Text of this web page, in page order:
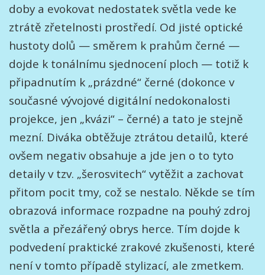
doby a evokovat nedostatek světla vede ke
ztrátě zřetelnosti prostředí. Od jisté optické
hustoty dolů — směrem k prahům černé —
dojde k tonálnímu sjednocení ploch — totiž k
připadnutím k „prázdné“ černé (dokonce v
současné vývojové digitální nedokonalosti
projekce, jen „kvázi“ – černé) a tato je stejně
mezní. Diváka obtěžuje ztrátou detailů, které
ovšem negativ obsahuje a jde jen o to tyto
detaily v tzv. „šerosvitech“ vytěžit a zachovat
přitom pocit tmy, což se nestalo. Někde se tím
obrazová informace rozpadne na pouhý zdroj
světla a přezářený obrys herce. Tím dojde k
podvedení praktické zrakové zkušenosti, které
není v tomto případě stylizací, ale zmetkem.